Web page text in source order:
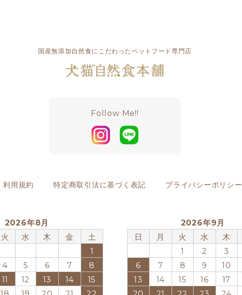
国産無添加自然食にこだわったペットフード専門店
Follow Me!!
利用規約 特定商取引法に基づく表記 プライバシーポリシー
2026年8月
火 水 木 金
土
1
4 5 6 7
8
11 12 13 14
15
2026年9月
日
月 火 水 木
1
2 3
6
7 8 9 10
13
14 15 16 17